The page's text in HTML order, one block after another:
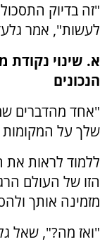
"זה בדיוק
לעשות", אמר
א. שינוי
הנכונים
"אחד מהדברים
שלך על
ללמוד לראות את
הזו של העולם
מזמינה אותך
"ואז מה?", שאל